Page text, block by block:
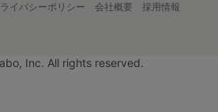
イバシーポリシー 会社概要
採用情報
Inc. All rights reserved.